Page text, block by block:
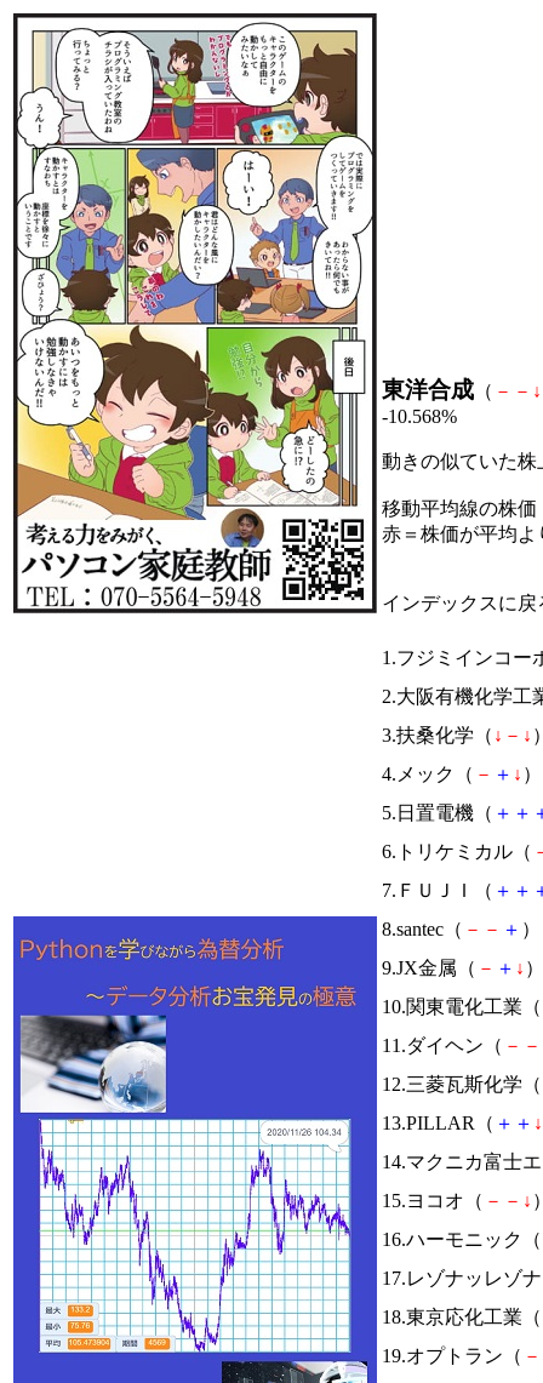
東洋合成 （ － － ↓
-10.568%
動きの似ていた
移動平均線の株価
赤＝株価が平均
インデックスに戻
1.フジミインコー
2.大阪有機化学工
3.扶桑化学（ ↓ － ↓
4.メック（ － ＋ ↓
5.日置電機（ ＋ ＋
6.トリケミカル（
7.ＦＵＪＩ（ ＋ ＋
8.santec（ － － ＋
9.JX金属（ － ＋ ↓
10.関東電化工業（
11.ダイヘン（ － －
12.三菱瓦斯化学（
13.PILLAR（ ＋ ＋ ↓
14.マクニカ富士
15.ヨコオ（ － － ↓
16.ハーモニック（
17.レゾナッレゾ
18.東京応化工業（
19.オプトラン（ －